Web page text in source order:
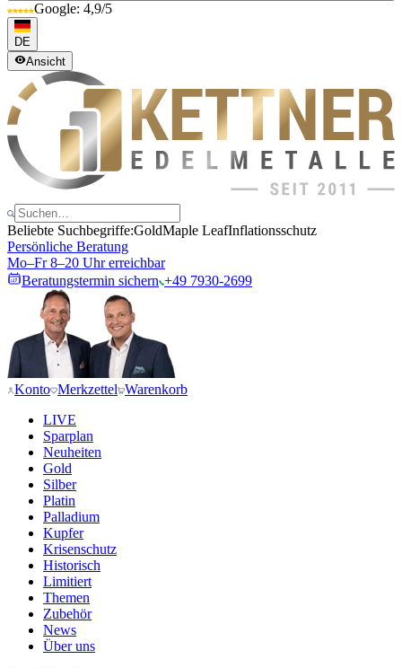
Google: 4,9/5
DE
Ansicht
Beliebte Suchbegriffe:GoldMaple LeafInflationsschutz
Persönliche Beratung
Mo–Fr 8–20 Uhr erreichbar
Beratungstermin sichern +49 7930-2699
Konto Merkzettel Warenkorb
LIVE
Sparplan
Neuheiten
Gold
Silber
Platin
Palladium
Kupfer
Krisenschutz
Historisch
Limitiert
Themen
Zubehör
News
Über uns